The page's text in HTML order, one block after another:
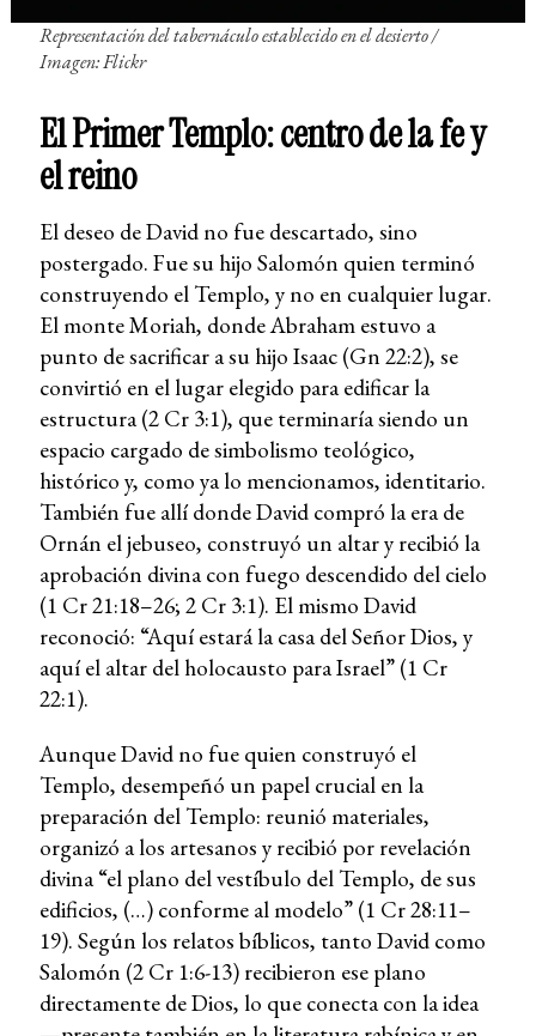
Representación del tabernáculo establecido en el desierto /
Imagen: Flickr
El Primer Templo: centro de la fe y
el reino
El deseo de David no fue descartado, sino
postergado. Fue su hijo Salomón quien terminó
construyendo el Templo, y no en cualquier lugar.
El monte Moriah, donde Abraham estuvo a
punto de sacrificar a su hijo Isaac (Gn 22:2), se
convirtió en el lugar elegido para edificar la
estructura (2 Cr 3:1), que terminaría siendo un
espacio cargado de simbolismo teológico,
histórico y, como ya lo mencionamos, identitario.
También fue allí donde David compró la era de
Ornán el jebuseo, construyó un altar y recibió la
aprobación divina con fuego descendido del cielo
(1 Cr 21:18–26; 2 Cr 3:1). El mismo David
reconoció: “Aquí estará la casa del Señor Dios, y
aquí el altar del holocausto para Israel” (1 Cr
22:1).
Aunque David no fue quien construyó el
Templo, desempeñó un papel crucial en la
preparación del Templo: reunió materiales,
organizó a los artesanos y recibió por revelación
divina “el plano del vestíbulo del Templo, de sus
edificios, (…) conforme al modelo” (1 Cr 28:11–
19). Según los relatos bíblicos, tanto David como
Salomón (2 Cr 1:6-13) recibieron ese plano
directamente de Dios, lo que conecta con la idea